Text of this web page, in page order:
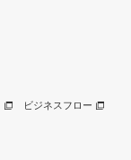
ビジネスフロー